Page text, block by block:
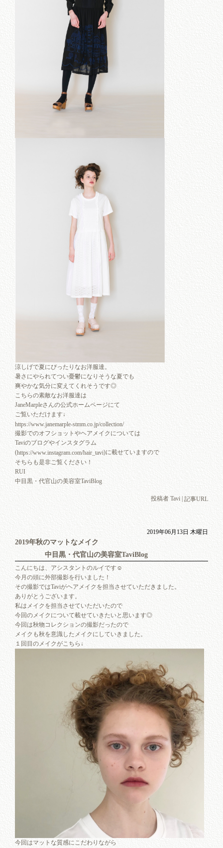
涼しげで夏にぴったりなお洋服達。
暑さにやられてつい憂鬱になりそうな夏でも
爽やかな気分に変えてくれそうです◎
こちらの素敵なお洋服達は
JaneMarpleさんの公式ホームページにて
ご覧いただけます↓
https://www.janemarple-stmm.co.jp/collection/
撮影でのオフショットやヘアメイクについては
Taviのブログやインスタグラム
(https://www.instagram.com/hair_tavi)に載せていますので
そちらも是非ご覧ください！
RUI
中目黒・代官山の美容室TaviBlog
投稿者 Tavi | 記事URL
2019年06月13日 木曜日
2019年秋のマットなメイク
中目黒・代官山の美容室TaviBlog
こんにちは、アシスタントのルイです☺︎
今月の頭に外部撮影を行いました！
その撮影ではTaviがヘアメイクを担当させていただきました。
ありがとうございます。
私はメイクを担当させていただいたので
今回のメイクについて載せていきたいと思います◎
今回は秋物コレクションの撮影だったので
メイクも秋を意識したメイクにしていきました。
１回目のメイクがこちら↓
今回はマットな質感にこだわりながら